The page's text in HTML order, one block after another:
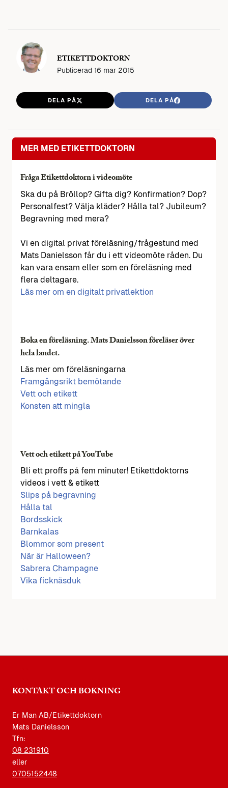
ETIKETTDOKTORN
Publicerad 16 mar 2015
DELA PÅ DELA PÅ
MER MED ETIKETTDOKTORN
Fråga Etikettdoktorn i videomöte
Ska du på Bröllop? Gifta dig? Konfirmation? Dop?
Personalfest? Välja kläder? Hålla tal? Jubileum?
Begravning med mera?
Vi en digital privat föreläsning/frågestund med
Mats Danielsson får du i ett videomöte råden. Du
kan vara ensam eller som en föreläsning med
flera deltagare.
Läs mer om en digitalt privatlektion
Boka en föreläsning. Mats Danielsson föreläser över
hela landet.
Läs mer om föreläsningarna
Framgångsrikt bemötande
Vett och etikett
Konsten att mingla
Vett och etikett på YouTube
Bli ett proffs på fem minuter! Etikettdoktorns
videos i vett & etikett
Slips på begravning
Hålla tal
Bordsskick
Barnkalas
Blommor som present
När är Halloween?
Sabrera Champagne
Vika ficknäsduk
KONTAKT OCH BOKNING
Er Man AB/Etikettdoktorn
Mats Danielsson
Tfn:
08 231910
eller
0705152448